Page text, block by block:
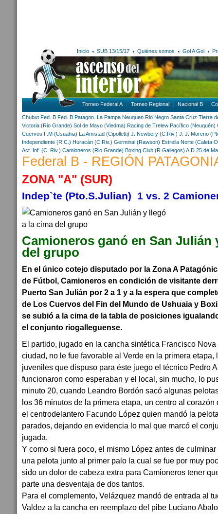
Inicio SUB 13/15/17 Quiénes somos Gol A Gol
Torneo Federal A Torneo Regional Nacional B
Chubut Fed. B Fed. B Patagon. La Pampa Neuquen Rio Negro Santa Cruz Tierra
Victoria (Rio Grande) Sol de Mayo (Viedma) Racing de Trelew Pacífico (Neuquén)
Cuervos F.M (Usuahia) La Amistad (Cipolletti) J. Newbery (C.Riv.) J. J. Moreno
Independiente (R.C.) Huracán (C.Riv.) Germinal (Rawson) Estrella Norte (Caleta
Act. Inf. (C. Riv.) Camioneros (Rio Grande) Boxing Club (R.Gallegos) A.D.25 de
Federal B - REGIÓN
ZONA "A" (SUR)
Indep`te (Pto.S.Julian) 1 vs. 2
Camioneros ganó en San Julián
del grupo
En el único cotejo disputado por la Zona A
de Fútbol, Camioneros en condición de visitante
Puerto San Julián por 2 a 1 y a la espera que
de Los Cuervos del Fin del Mundo de Ushuaia y
se subió a la cima de la tabla de posiciones
el conjunto riogalleguense.
El partido, jugado en la cancha sintética Francisco
ciudad, no le fue favorable al Verde en la primera etapa,
juveniles que dispuso para éste juego el técnico Pedro
funcionaron como esperaban y el local, sin mucho, lo
minuto 20, cuando Leandro Bordón sacó algunas
los 36 minutos de la primera etapa, un centro al
el centrodelantero Facundo López quien mandó la
parados, dejando en evidencia lo mal que marcó el
jugada.
Y como si fuera poco, el mismo López antes de
una pelota junto al primer palo la cual se fue por muy
sido un dolor de cabeza extra para Camioneros tener
parte una desventaja de dos tantos.
Para el complemento, Velázquez mandó de entrada al
Valdez a la cancha en reemplazo del pibe Luciano